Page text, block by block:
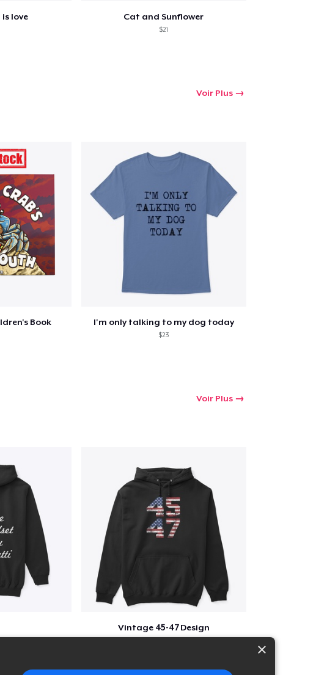
is love Cat and Sunflower
$21
Voir Plus
Book I'm only talking to my dog today
$23
Voir Plus
Vintage 45-47 Design
×